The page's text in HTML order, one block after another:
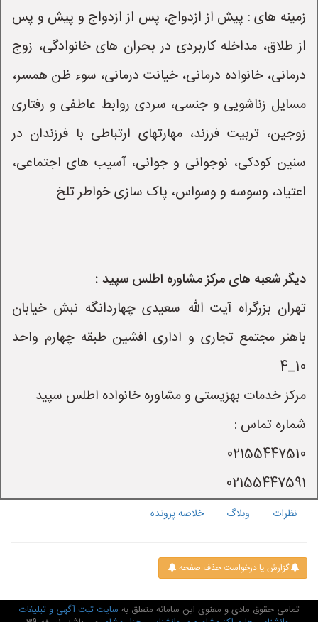
زوجین، تربیت فرزند، مهارتهای ارتباطی با فرزندان در
اعتیاد، وسوسه و وسواس، پاک سازی خواطر تلخ
دیگر شعبه های مرکز مشاوره اطلس سپید :
02155447591
نظرات وبلاگ خلاصه پرونده
گزارش یا درخواست حذف صفحه
تمامی حقوق مادی و معنوی این سامانه متعلق به سایت ثبت آگهی و تبلیغات